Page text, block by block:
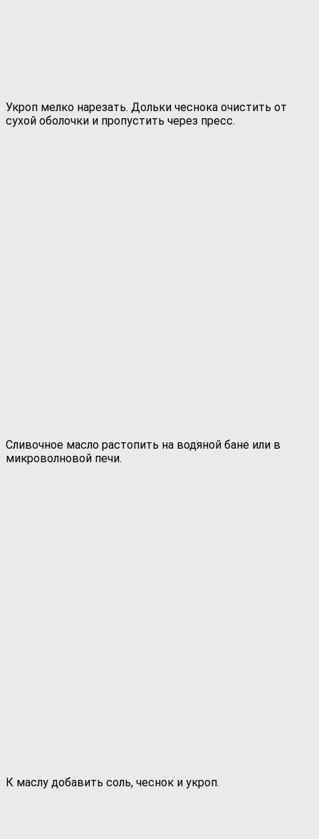
Укроп мелко нарезать. Дольки чеснока очистить от
сухой оболочки и пропустить через пресс.
Сливочное масло растопить на водяной бане или в
микроволновой печи.
К маслу добавить соль, чеснок и укроп.